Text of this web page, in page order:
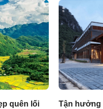
quên lối
Tận hưởng